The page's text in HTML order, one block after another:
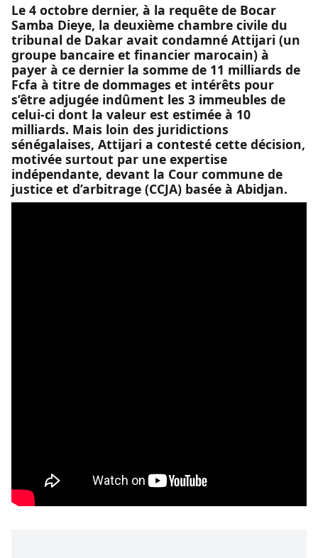
Le 4 octobre dernier, à la requête de Bocar
Samba Dieye, la deuxième chambre civile du
tribunal de Dakar avait condamné Attijari (un
groupe bancaire et financier marocain) à
payer à ce dernier la somme de 11 milliards de
Fcfa à titre de dommages et intérêts pour
s’être adjugée indûment les 3 immeubles de
celui-ci dont la valeur est estimée à 10
milliards. Mais loin des juridictions
sénégalaises, Attijari a contesté cette décision,
motivée surtout par une expertise
indépendante, devant la Cour commune de
justice et d’arbitrage (CCJA) basée à Abidjan.